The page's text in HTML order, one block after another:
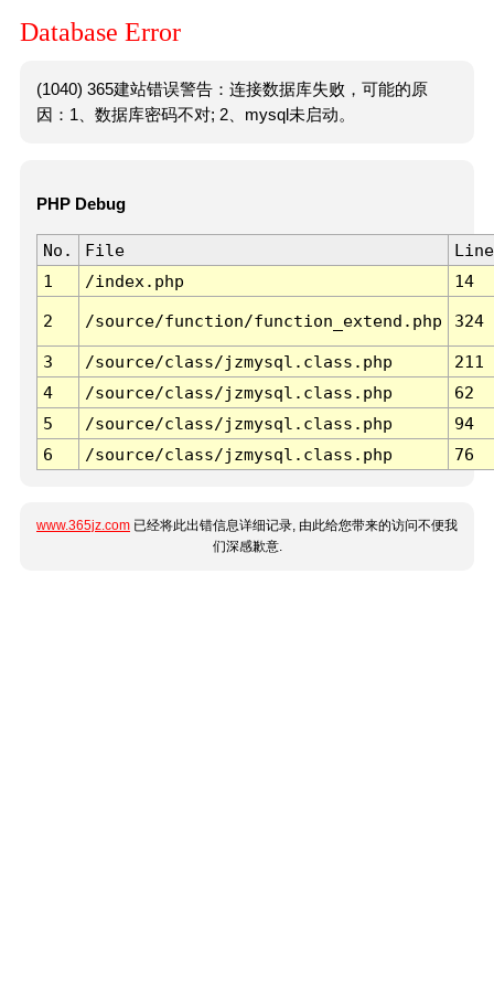
Database Error
(1040) 365建站错误警告：连接数据库失败，可能的原
因：1、数据库密码不对; 2、mysql未启动。
PHP Debug
No. File
Line
1
/index.php 14
2 /source/function/function_extend.php 324
3 /source/class/jzmysql.class.php
211
4
/source/class/jzmysql.class.php
62
5
/source/class/jzmysql.class.php
94
6
/source/class/jzmysql.class.php 76
www.365jz.com 已经将此出错信息详细记录, 由此给您带来的访问不便我
们深感歉意.